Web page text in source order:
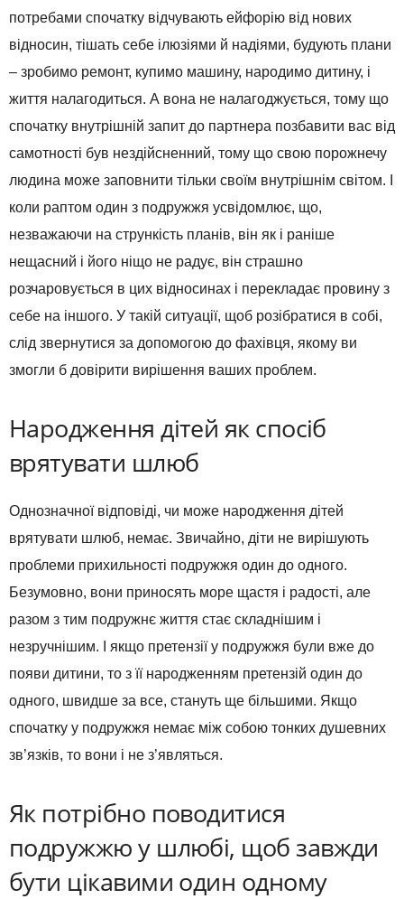
потребами спочатку відчувають ейфорію від нових
відносин, тішать себе ілюзіями й надіями, будують плани
– зробимо ремонт, купимо машину, народимо дитину, і
життя налагодиться. А вона не налагоджується, тому що
спочатку внутрішній запит до партнера позбавити вас від
самотності був нездійсненний, тому що свою порожнечу
людина може заповнити тільки своїм внутрішнім світом. І
коли раптом один з подружжя усвідомлює, що,
незважаючи на стрункість планів, він як і раніше
нещасний і його ніщо не радує, він страшно
розчаровується в цих відносинах і перекладає провину з
себе на іншого. У такій ситуації, щоб розібратися в собі,
слід звернутися за допомогою до фахівця, якому ви
змогли б довірити вирішення ваших проблем.
Народження дітей як спосіб
врятувати шлюб
Однозначної відповіді, чи може народження дітей
врятувати шлюб, немає. Звичайно, діти не вирішують
проблеми прихильності подружжя один до одного.
Безумовно, вони приносять море щастя і радості, але
разом з тим подружнє життя стає складнішим і
незручнішим. І якщо претензії у подружжя були вже до
появи дитини, то з її народженням претензій один до
одного, швидше за все, стануть ще більшими. Якщо
спочатку у подружжя немає між собою тонких душевних
зв’язків, то вони і не з’являться.
Як потрібно поводитися
подружжю у шлюбі, щоб завжди
бути цікавими один одному